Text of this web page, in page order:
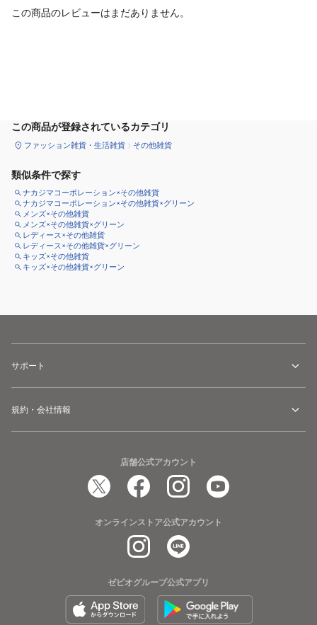
この商品のレビューはまだありません。
この商品が登録されているカテゴリ
ファッション雑貨・生活雑貨 その他雑貨
類似条件で探す
ナカジマコーポレーション×その他雑貨
ナカジマコーポレーション×その他雑貨×グリーン
メンズ×その他雑貨
メンズ×その他雑貨×グリーン
レディース×その他雑貨
レディース×その他雑貨×グリーン
キッズ×その他雑貨
キッズ×その他雑貨×グリーン
サポート
規約・会社情報
店舗公式アカウント
オンラインストア公式アカウント
ゼビオグループ公式アプリ